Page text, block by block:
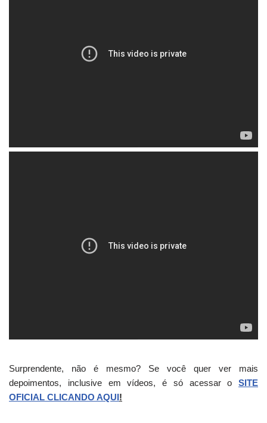
Surprendente, não é mesmo? Se você quer ver mais
depoimentos, inclusive em vídeos, é só acessar o SITE
OFICIAL CLICANDO AQUI!